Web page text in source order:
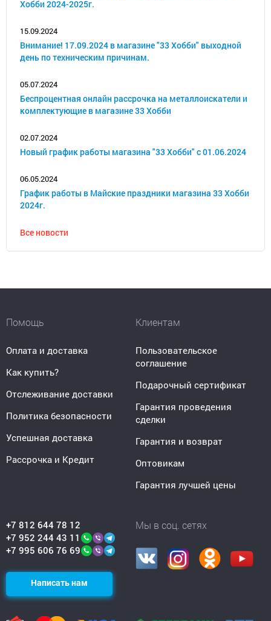
Хобби 2024-2025г.
15.09.2024
Внимание! 17.09.2024 в магазине "33 Хобби" выходной
день по техническим причинам.
05.07.2024
Беспроцентная онлайн рассрочка на металлоискатели и
комплектующие в магазине 33 Хобби
02.07.2024
Новый график работы магазина "33 Хобби" с 01.06.2024
06.05.2024
График работы в Майские праздники магазина 33 Хобби
2024г.
Все новости
Помощь
Оплата и доставка
Как купить?
Отслеживание доставки
Политика безопасности
Успешная доставка
Рассрочка и Кредит
Клиентам
Пользовательское
соглашение
Подарочный сертификат
Гарантия проведения
сделки
Гарантия и возврат
Оптовикам
Гарантия лучшей цены
+7 812 644 78 12
+7 952 244 43 11
+7 995 606 76 69
Написать нам
Мы в соц. сетях